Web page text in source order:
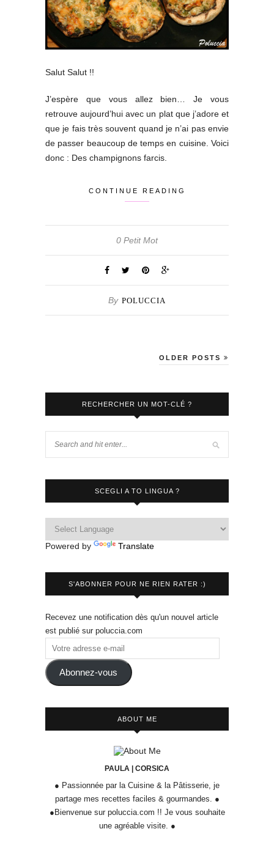
Salut Salut !!
J’espère que vous allez bien… Je vous
retrouve aujourd’hui avec un plat que j’adore et
que je fais très souvent quand je n’ai pas envie
de passer beaucoup de temps en cuisine. Voici
donc : Des champignons farcis.
CONTINUE READING
0 Petit Mot
By POLUCCIA
OLDER POSTS
RECHERCHER UN MOT-CLÉ ?
SCEGLI A TO LINGUA ?
Powered by Translate
S'ABONNER POUR NE RIEN RATER :)
Recevez une notification dès qu'un nouvel article
est publié sur poluccia.com
Abonnez-vous
ABOUT ME
PAULA | CORSICA
● Passionnée par la Cuisine & la Pâtisserie, je
partage mes recettes faciles & gourmandes. ●
●Bienvenue sur poluccia.com !! Je vous souhaite
une agréable visite. ●